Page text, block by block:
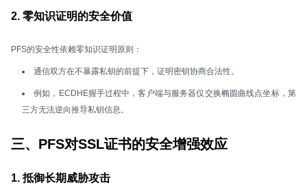
2. 零知识证明的安全价值
PFS的安全性依赖零知识证明原则：
通信双方在不暴露私钥的前提下，证明密钥协商合法性。
例如，ECDHE握手过程中，客户端与服务器仅交换椭圆曲线点坐标，第
三方无法逆向推导私钥信息。
三、PFS对SSL证书的安全增强效应
1. 抵御长期威胁攻击